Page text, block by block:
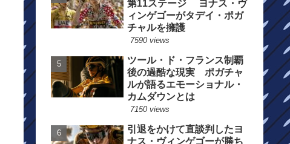
第11ステージ ヨナス・ヴ
ィンゲゴーがタデイ・ポガ
チャルを擁護
7590 views
ツール・ド・フランス制覇
後の過酷な現実 ポガチャ
ルが語るエモーショナル・
カムダウンとは
7150 views
引退をかけて直談判したヨ
ナス・ヴィンゲゴーが勝ち